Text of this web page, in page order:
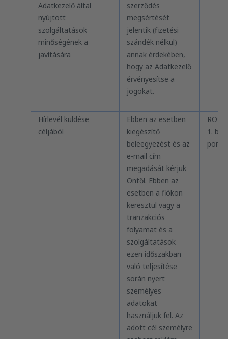
Adatkezelő által
nyújtott
szolgáltatások
minőségének a
javítására
szerződés
megsértését
jelentik (fizetési
szándék nélkül)
annak érdekében,
hogy az Adatkezelő
érvényesítse a
jogokat.
Hírlevél küldése
céljából
Ebben az esetben
kiegészítő
beleegyezést és az
e-mail cím
megadását kérjük
Öntől. Ebben az
esetben a fiókon
keresztül vagy a
tranzakciós
folyamat és a
szolgáltatások
ezen időszakban
való teljesítése
során nyert
személyes
adatokat
használjuk fel. Az
adott cél személyre
1.
pont